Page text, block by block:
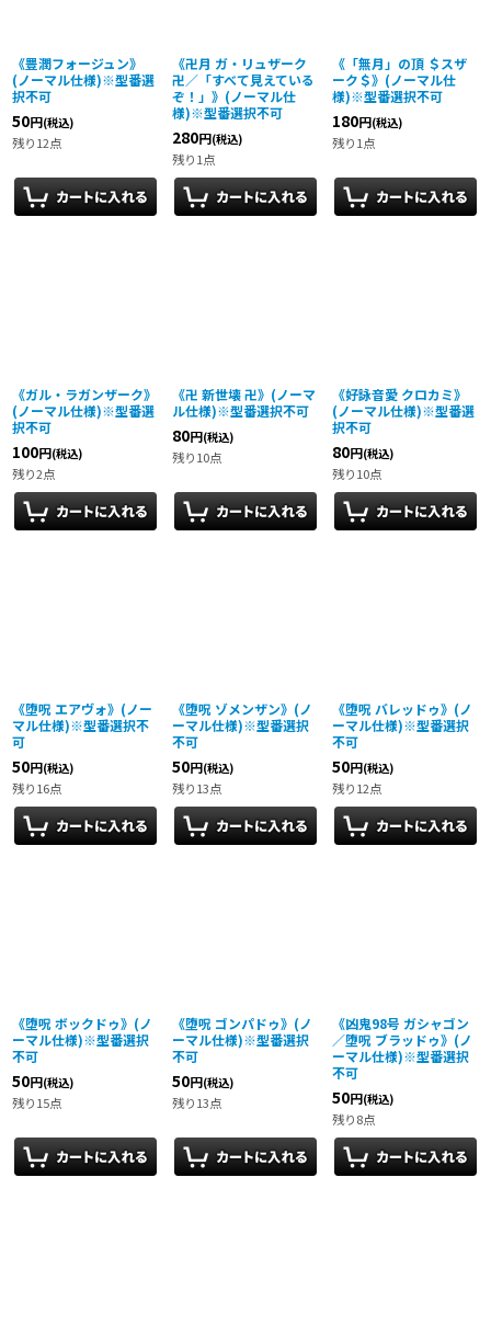
《豊潤フォージュン》
(ノーマル仕様)※型番選
択不可
50円(税込)
残り12点
《卍月 ガ・リュザーク
卍／「すべて見えている
ぞ！」》(ノーマル仕
様)※型番選択不可
280円(税込)
残り1点
《「無月」の頂 ＄スザ
ーク＄》(ノーマル仕
様)※型番選択不可
180円(税込)
残り1点
《ガル・ラガンザーク》
(ノーマル仕様)※型番選
択不可
100円(税込)
残り2点
《卍 新世壊 卍》(ノーマ
ル仕様)※型番選択不可
80円(税込)
残り10点
《好詠音愛 クロカミ》
(ノーマル仕様)※型番選
択不可
80円(税込)
残り10点
《堕呪 エアヴォ》(ノー
マル仕様)※型番選択不
可
50円(税込)
残り16点
《堕呪 ゾメンザン》(ノ
ーマル仕様)※型番選択
不可
50円(税込)
残り13点
《堕呪 バレッドゥ》(ノ
ーマル仕様)※型番選択
不可
50円(税込)
残り12点
《堕呪 ボックドゥ》(ノ
ーマル仕様)※型番選択
不可
50円(税込)
残り15点
《堕呪 ゴンパドゥ》(ノ
ーマル仕様)※型番選択
不可
50円(税込)
残り13点
《凶鬼98号 ガシャゴン
／堕呪 ブラッドゥ》(ノ
ーマル仕様)※型番選択
不可
50円(税込)
残り8点